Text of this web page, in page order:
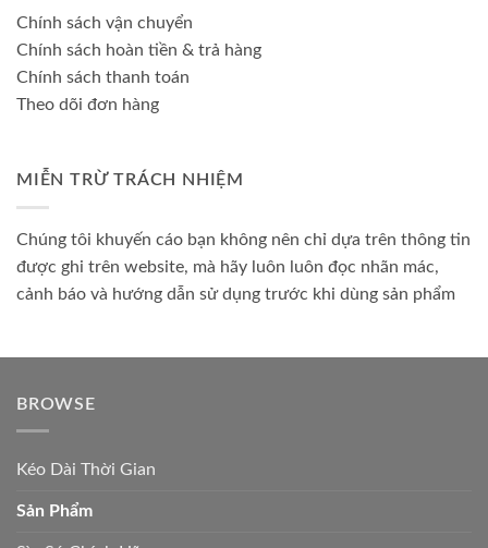
Chính sách vận chuyển
Chính sách hoàn tiền & trả hàng
Chính sách thanh toán
Theo dõi đơn hàng
MIỄN TRỪ TRÁCH NHIỆM
Chúng tôi khuyến cáo bạn không nên chỉ dựa trên thông tin
được ghi trên website, mà hãy luôn luôn đọc nhãn mác,
cảnh báo và hướng dẫn sử dụng trước khi dùng sản phẩm
BROWSE
Kéo Dài Thời Gian
Sản Phẩm